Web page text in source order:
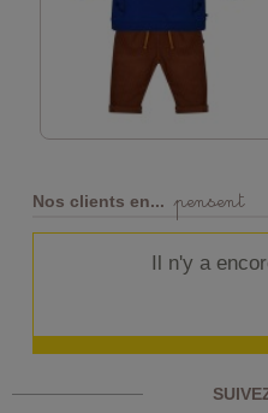
Nos clients en... pensent
Il n'y a